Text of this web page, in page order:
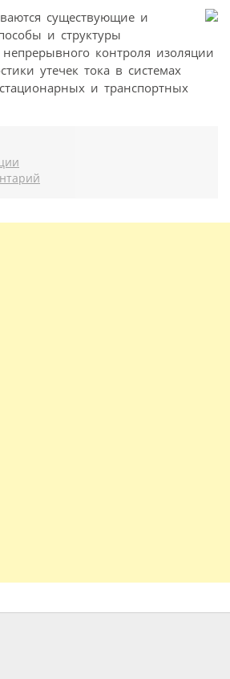
существующие и
и структуры
непрерывного контроля изоляции
утечек тока в системах
и транспортных